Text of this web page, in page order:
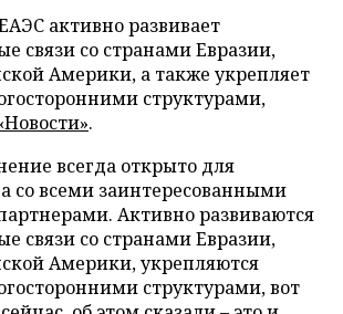
активно развивает
связи со странами Евразии,
Америки, а также укрепляет
структурами,
.
всегда открыто для
со всеми заинтересованными
Активно развиваются
связи со странами Евразии,
Америки, укрепляются
структурами, вот